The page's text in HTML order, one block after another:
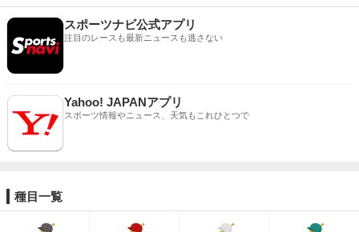
スポーツナビ公式アプリ
注目のレースも最新ニュースも逃さない
Yahoo! JAPANアプリ
スポーツ情報やニュース、天気もこれひとつで
種目一覧